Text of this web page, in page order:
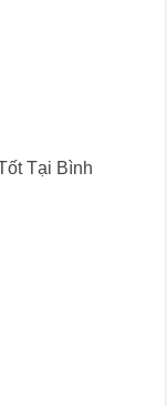
Tại Bình